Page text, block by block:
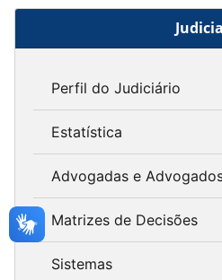
Perfil do Judiciário
Estatística
Advogadas e
Matrizes de Decisões
Sistemas